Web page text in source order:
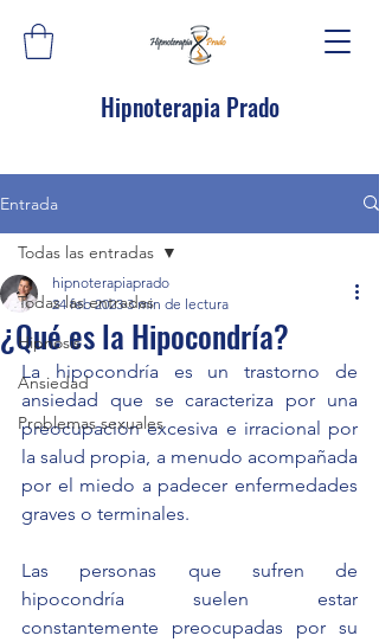
Hipnoterapia Prado
Entrada
Todas las entradas
Hipnosis
Ansiedad
Problemas sexuales
Todas las entradas
¿Qué es la Hipocondría?
hipnoterapiaprado
24 feb 2023 3 min de lectura
La hipocondría es un trastorno de
ansiedad que se caracteriza por una
preocupación excesiva e irracional por
la salud propia, a menudo acompañada
por el miedo a padecer enfermedades
graves o terminales.
Las personas que sufren de
hipocondría suelen estar
constantemente preocupadas por su